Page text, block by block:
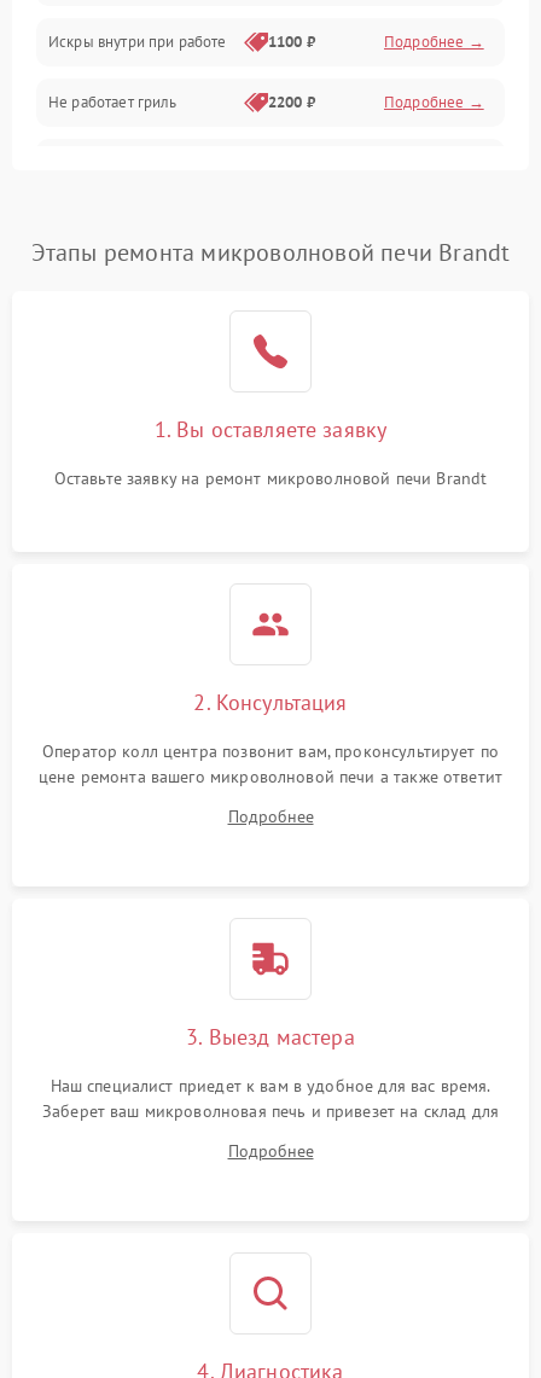
Программное обеспечение
Искры внутри при работе 1100 ₽ Подробнее →
Не работает гриль 2200 ₽ Подробнее →
Подробнее →
2200 ₽
Не работают сенсорные
1000 ₽
Этапы ремонта микроволновой печи Brandt
1. Вы оставляете заявку
Оставьте заявку на ремонт микроволновой печи Brandt
2. Консультация
Оператор колл центра позвонит вам, проконсультирует по
цене ремонта вашего микроволновой печи а также ответит
Подробнее
3. Выезд мастера
Наш специалист приедет к вам в удобное для вас время.
Заберет ваш микроволновая печь и привезет на склад для
Подробнее
4. Диагностика